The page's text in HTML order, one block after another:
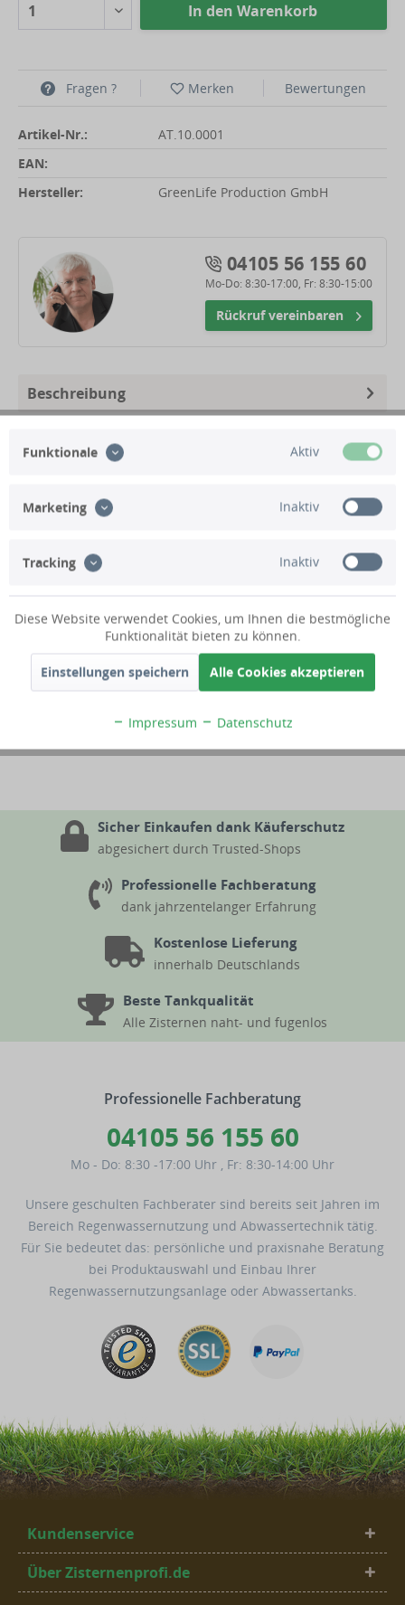
In den Warenkorb
Fragen ? Merken Bewertungen
Artikel-Nr.:
AT.10.0001
EAN:
Hersteller:
GreenLife Production GmbH
04105 56 155 60
Mo-Do: 8:30-17:00, Fr: 8:30-15:00
Rückruf vereinbaren
Beschreibung
Technische Daten
Kundenbewertungen
Bereits seit dem Jahre 2013 sind wir geprüftes und
zertifiziertes Trusted-Shops Mitglied. Hier finden Sie
einen Auszug aus den aktuellen Bewertungen zu
unserem Online-Shop.
Alle Bewertungen werden von Trusted Shops auf Ihre
Sicher Einkaufen dank Käuferschutz
abgesichert durch Trusted-Shops
Professionelle Fachberatung
dank jahrzentelanger Erfahrung
Kostenlose Lieferung
innerhalb Deutschlands
Beste Tankqualität
Alle Zisternen naht- und fugenlos
Professionelle Fachberatung
04105 56 155 60
Mo - Do: 8:30 -17:00 Uhr Fr: 8:30-14:00 Uhr
Unsere geschulten Fachberater sind bereits seit Jahren im
Bereich Regenwassernutzung und Abwassertechnik tätig.
Für Sie bedeutet das: persönliche und praxisnahe Beratung
bei Produktauswahl und Einbau Ihrer
Regenwassernutzungsanlage oder Abwassertanks.
Kundenservice
Über Zisternenprofi.de
Funktionale Aktiv
Marketing Inaktiv
Tracking Inaktiv
Diese Website verwendet Cookies, um Ihnen die bestmögliche
Funktionalität bieten zu können.
Einstellungen speichern Alle Cookies akzeptieren
Impressum Datenschutz